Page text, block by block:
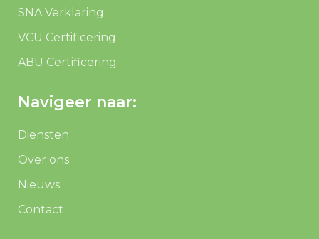
SNA Verklaring
VCU Certificering
ABU Certificering
Navigeer naar:
Diensten
Over ons
Nieuws
Contact